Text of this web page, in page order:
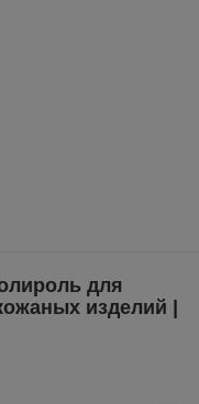
для
изделий |